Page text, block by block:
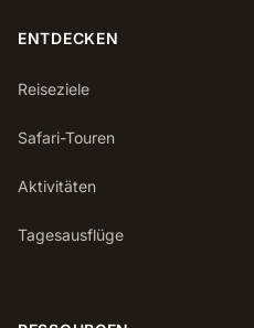
ENTDECKEN
Reiseziele
Safari-Touren
Aktivitäten
Tagesausflüge